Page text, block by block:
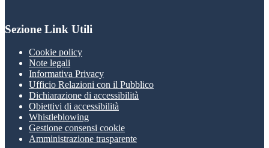
Sezione Link Utili
Cookie policy
Note legali
Informativa Privacy
Ufficio Relazioni con il Pubblico
Dichiarazione di accessibilità
Obiettivi di accessibilità
Whistleblowing
Gestione consensi cookie
Amministrazione trasparente